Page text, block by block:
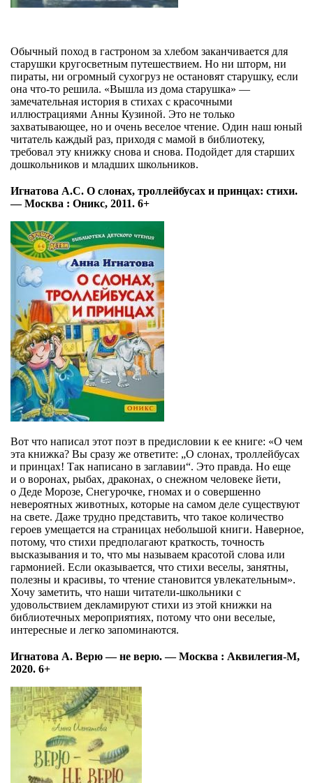
Обычный поход в гастроном за хлебом заканчивается для
старушки кругосветным путешествием. Но ни шторм, ни
пираты, ни огромный сухогруз не остановят старушку, если
она что-то решила. «Вышла из дома старушка» —
замечательная история в стихах с красочными
иллюстрациями Анны Кузиной. Это не только
захватывающее, но и очень веселое чтение. Один наш юный
читатель каждый раз, приходя с мамой в библиотеку,
требовал эту книжку снова и снова. Подойдет для старших
дошкольников и младших школьников.
Игнатова А.С. О слонах, троллейбусах и принцах: стихи.
— Москва : Оникс, 2011. 6+
Вот что написал этот поэт в предисловии к ее книге: «О чем
эта книжка? Вы сразу же ответите: „О слонах, троллейбусах
и принцах! Так написано в заглавии“. Это правда. Но еще
и о воронах, рыбах, драконах, о снежном человеке йети,
о Деде Морозе, Снегурочке, гномах и о совершенно
невероятных животных, которые на самом деле существуют
на свете. Даже трудно представить, что такое количество
героев умещается на страницах небольшой книги. Наверное,
потому, что стихи предполагают краткость, точность
высказывания и то, что мы называем красотой слова или
гармонией. Если оказывается, что стихи веселы, занятны,
полезны и красивы, то чтение становится увлекательным».
Хочу заметить, что наши читатели-школьники с
удовольствием декламируют стихи из этой книжки на
библиотечных мероприятиях, потому что они веселые,
интересные и легко запоминаются.
Игнатова А. Верю — не верю. — Москва : Аквилегия-М,
2020. 6+